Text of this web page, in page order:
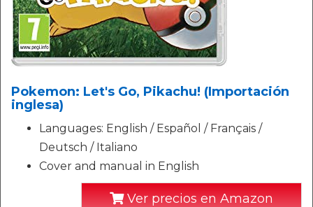
Pokemon: Let's Go, Pikachu! (Importación
inglesa)
Languages: English / Español / Français /
Deutsch / Italiano
Cover and manual in English
Ver precios en Amazon